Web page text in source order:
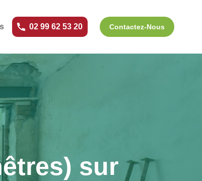
02 99 62 53 20 Contactez-Nous
sur